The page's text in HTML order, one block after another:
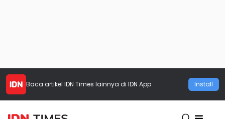
Baca artikel IDN Times lainnya di IDN App Install